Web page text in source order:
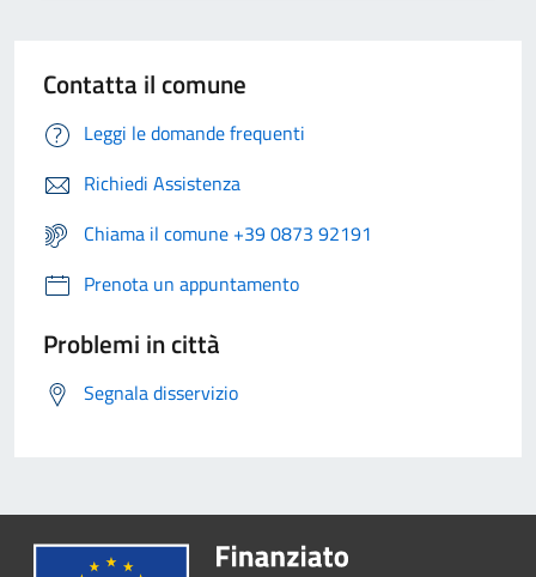
Contatta il comune
Leggi le domande frequenti
Richiedi Assistenza
Chiama il comune +39 0873 92191
Prenota un appuntamento
Problemi in città
Segnala disservizio